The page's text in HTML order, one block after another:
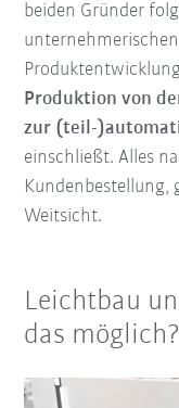
beiden Gründer
Produktion von
zur (teil-
einschließt. Alles
Kundenbestellung,
Weitsicht.
Leichtbau
das möglich?